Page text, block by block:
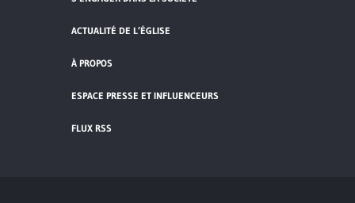
ACTUALITÉ DE L’ÉGLISE
À PROPOS
ESPACE PRESSE ET INFLUENCEURS
FLUX RSS